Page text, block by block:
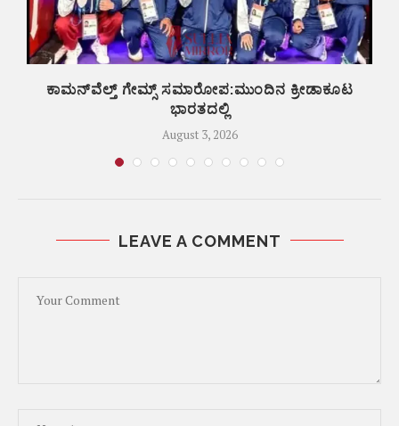
ಕಾಮನ್‌ವೆಲ್ತ್ ಗೇಮ್ಸ್‌ ಸಮಾರೋಪ:ಮುಂದಿನ ಕ್ರೀಡಾಕೂಟ
ಭಾರತದಲ್ಲಿ
August 3, 2026
LEAVE A COMMENT